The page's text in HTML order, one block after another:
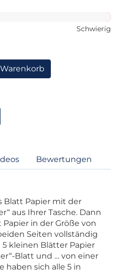
Schwierig
Bewertungen
Blatt Papier mit der
aus Ihrer Tasche. Dann
in der Größe von
Seiten vollständig
5 kleinen Blätter Papier
Blatt und … von einer
haben sich alle 5 in